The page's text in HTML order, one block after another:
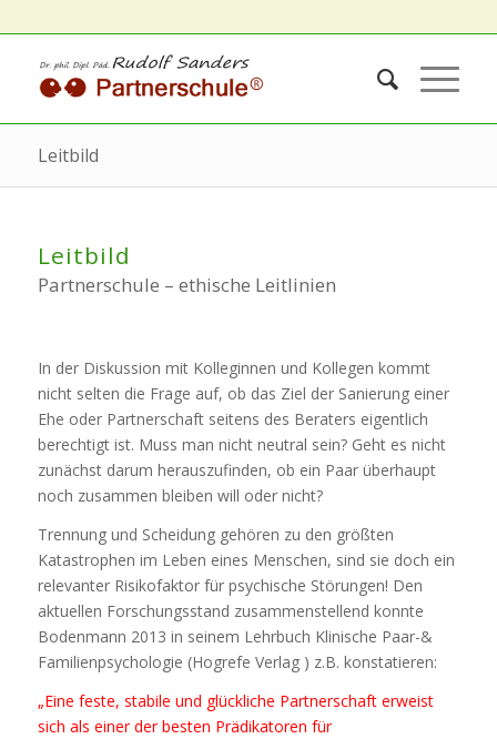
Leitbild
Leitbild
Partnerschule – ethische Leitlinien
In der Diskussion mit Kolleginnen und Kollegen kommt
nicht selten die Frage auf, ob das Ziel der Sanierung einer
Ehe oder Partnerschaft seitens des Beraters eigentlich
berechtigt ist. Muss man nicht neutral sein? Geht es nicht
zunächst darum herauszufinden, ob ein Paar überhaupt
noch zusammen bleiben will oder nicht?
Trennung und Scheidung gehören zu den größten
Katastrophen im Leben eines Menschen, sind sie doch ein
relevanter Risikofaktor für psychische Störungen! Den
aktuellen Forschungsstand zusammenstellend konnte
Bodenmann 2013 in seinem Lehrbuch Klinische Paar-&
Familienpsychologie (Hogrefe Verlag ) z.B. konstatieren:
„Eine feste, stabile und glückliche Partnerschaft erweist
sich als einer der besten Prädikatoren für